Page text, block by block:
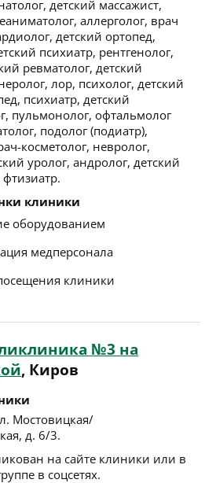
детский массажист,
аллерголог, врач
детский ортопед,
психиатр, рентгенолог,
ревматолог, детский
лор, психолог, детский
психиатр, детский
пульмонолог, офтальмолог
подолог (подиатр),
косметолог, невролог,
уролог, андролог, детский
клиники
оборудованием
медперсонала
клиники
№3 на
, Киров
Мостовицкая/
д. 6/3.
на сайте клиники или в
в соцсетях.